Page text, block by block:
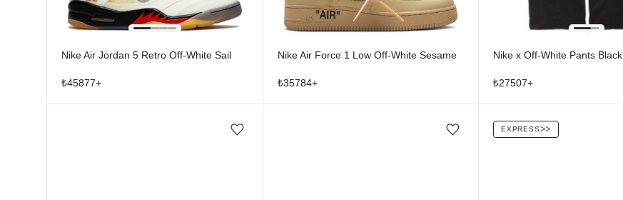
Nike Air Jordan 5 Retro Off-White Sail
₺45877+
Nike Air Force 1 Low Off-White Sesame
₺35784+
Nike x Off-White Pants Black
₺27507+
Favorilere ekle/çıkar Favorilere ekle/çıkar
EXPRESSᐳᐳ